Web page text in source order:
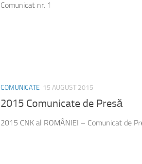
Comunicat nr. 1
COMUNICATE 15 AUGUST 2015
2015 Comunicate de Presă
2015 CNK al ROMÂNIEI – Comunicat de